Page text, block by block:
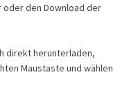
den Download der
direkt herunterladen,
Maustaste und wählen